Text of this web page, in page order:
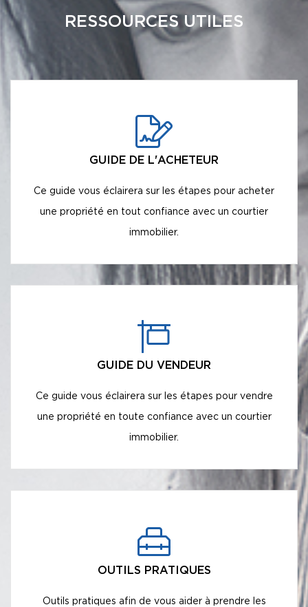
RESSOURCES UTILES
GUIDE DE L'ACHETEUR
Ce guide vous éclairera sur les étapes pour acheter
une propriété en tout confiance avec un courtier
immobilier.
GUIDE DU VENDEUR
Ce guide vous éclairera sur les étapes pour vendre
une propriété en toute confiance avec un courtier
immobilier.
OUTILS PRATIQUES
Outils pratiques afin de vous aider à prendre les